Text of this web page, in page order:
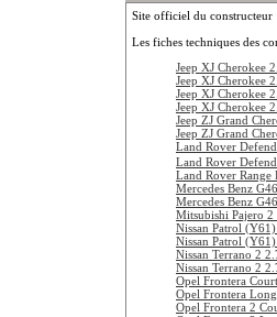
Site officiel du constructeur :
Les fiches techniques des
Jeep XJ Cherokee
Jeep XJ Cherokee
Jeep XJ Cherokee
Jeep XJ Cherokee
Jeep ZJ Grand
Jeep ZJ Grand
Land Rover
Land Rover
Land Rover Range
Mercedes Benz
Mercedes Benz
Mitsubishi Pajero
Nissan Patrol
Nissan Patrol
Nissan Terrano 2
Nissan Terrano 2
Opel Frontera
Opel Frontera
Opel Frontera 2